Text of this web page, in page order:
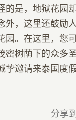
的是，地狱花园
外，这里还鼓励
园。在这里，您
密树荫下的众多
邀请来泰国度
分享